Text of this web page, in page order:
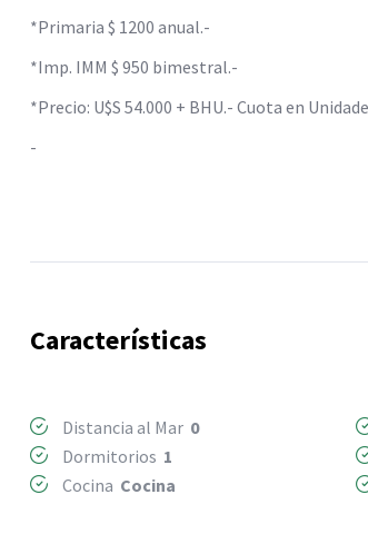
*Primaria $ 1200 anual.-
*Imp. IMM $ 950 bimestral.-
*Precio: U$S 54.000 + BHU.- Cuota en
-
Características
Distancia al Mar 0
Dormitorios 1
Cocina Cocina